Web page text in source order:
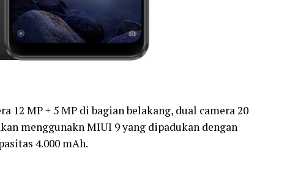
12 MP + 5 MP di bagian belakang, dual camera 20
menggunakn MIUI 9 yang dipadukan dengan
4.000 mAh.